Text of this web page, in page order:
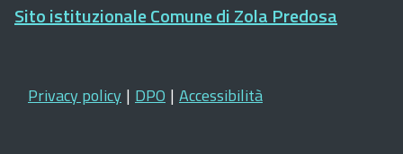
Sito istituzionale Comune di Zola Predosa
Privacy policy | DPO | Accessibilità